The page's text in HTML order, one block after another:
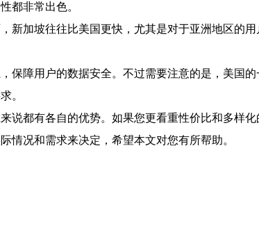
都非常出色。
新加坡往往比美国更快，尤其是对于亚洲地区的
保障用户的数据安全。不过需要注意的是，美国
。
说都有各自的优势。如果您更看重性价比和多样
情况和需求来决定，希望本文对您有所帮助。